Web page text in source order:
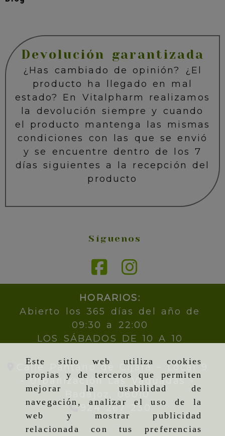
Este sitio web utiliza cookies
propias y de terceros que permiten
mejorar la usabilidad de
navegación, analizar el uso de la
web y mostrar publicidad
relacionada con tus preferencias
Devolución garantizada
¿Has cambiado de opinión? ¿El
producto ha llegado en mal
estado? En Vitalpharm realizamos
la devolución siempre y cuando
el producto mantenga las mismas
condiciones con las que se envió
y se encuentre dentro de los 7
días siguientes a la recepción del
producto
Síguenos
HORARIOS:
Abierto los 365 días del año de
09:30 a 22:00
LOS SÁBADOS DE 10 A 10
Calle Pantano de Cijara – Local 9
- Urbanización Las Vaguadas -
Badajoz,
06010
924 267 230